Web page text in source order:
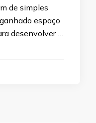
de simples
espaço
desenvolver …